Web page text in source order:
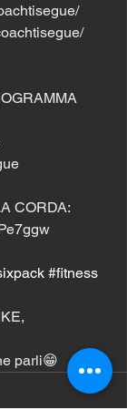
CORDA:
#fitness
parli😁